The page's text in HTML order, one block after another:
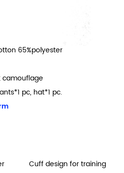
65%polyester
camouflage
pc, hat*1 pc.
Cuff design for training